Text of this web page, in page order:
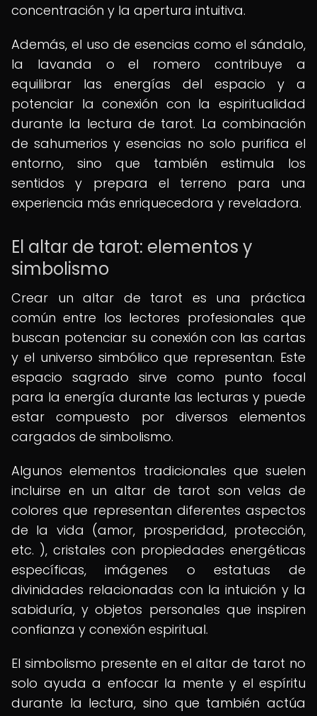
concentración y la apertura intuitiva.
Además, el uso de esencias como el sándalo,
la lavanda o el romero contribuye a
equilibrar las energías del espacio y a
potenciar la conexión con la espiritualidad
durante la lectura de tarot. La combinación
de sahumerios y esencias no solo purifica el
entorno, sino que también estimula los
sentidos y prepara el terreno para una
experiencia más enriquecedora y reveladora.
El altar de tarot: elementos y
simbolismo
Crear un altar de tarot es una práctica
común entre los lectores profesionales que
buscan potenciar su conexión con las cartas
y el universo simbólico que representan. Este
espacio sagrado sirve como punto focal
para la energía durante las lecturas y puede
estar compuesto por diversos elementos
cargados de simbolismo.
Algunos elementos tradicionales que suelen
incluirse en un altar de tarot son velas de
colores que representan diferentes aspectos
de la vida (amor, prosperidad, protección,
etc. ), cristales con propiedades energéticas
específicas, imágenes o estatuas de
divinidades relacionadas con la intuición y la
sabiduría, y objetos personales que inspiren
confianza y conexión espiritual.
El simbolismo presente en el altar de tarot no
solo ayuda a enfocar la mente y el espíritu
durante la lectura, sino que también actúa